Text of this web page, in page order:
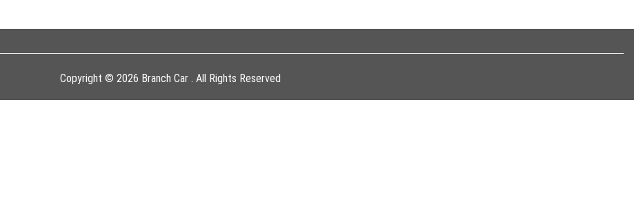
Copyright © 2026 Branch Car . All Rights Reserved